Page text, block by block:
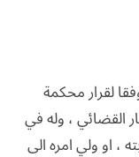
لقرار محكمة
القضائي ، وله في
، او ولي امره الى